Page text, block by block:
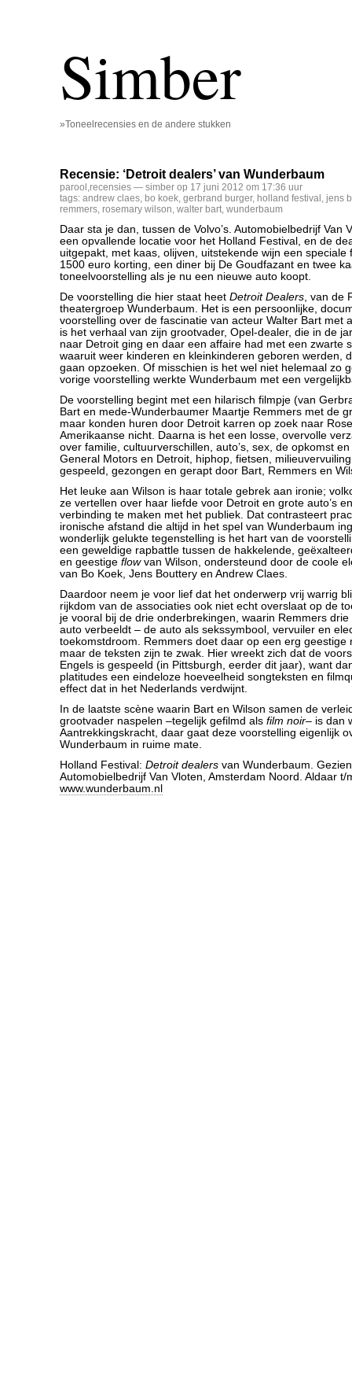
Simber
»Toneelrecensies en de andere stukken
Recensie: ‘Detroit dealers’ van Wunderbaum
parool ,recensies — simber op 17 juni 2012 om 17:36 uur
tags: andrew claes, bo koek, gerbrand burger, holland festival , jens
remmers, rosemary wilson, walter bart, wunderbaum
Daar sta je dan, tussen de Volvo’s. Automobielbedrijf Van
een opvallende locatie voor het Holland Festival, en de
uitgepakt, met kaas, olijven, uitstekende wijn een speciale
1500 euro korting, een diner bij De Goudfazant en twee
toneelvoorstelling als je nu een nieuwe auto koopt.
De voorstelling die hier staat heet Detroit Dealers, van de
theatergroep Wunderbaum. Het is een persoonlijke,
voorstelling over de fascinatie van acteur Walter Bart met
is het verhaal van zijn grootvader, Opel-dealer, die in de
naar Detroit ging en daar een affaire had met een zwarte
waaruit weer kinderen en kleinkinderen geboren werden,
gaan opzoeken. Of misschien is het wel niet helemaal zo
vorige voorstelling werkte Wunderbaum met een
De voorstelling begint met een hilarisch filmpje (van
Bart en mede-Wunderbaumer Maartje Remmers met de
maar konden huren door Detroit karren op zoek naar
Amerikaanse nicht. Daarna is het een losse, overvolle
over familie, cultuurverschillen, auto’s, sex, de opkomst
General Motors en Detroit, hiphop, fietsen,
gespeeld, gezongen en gerapt door Bart, Remmers en
Het leuke aan Wilson is haar totale gebrek aan ironie;
ze vertellen over haar liefde voor Detroit en grote auto’s
verbinding te maken met het publiek. Dat contrasteert
ironische afstand die altijd in het spel van Wunderbaum
wonderlijk gelukte tegenstelling is het hart van de
een geweldige rapbattle tussen de hakkelende,
en geestige flowvan Wilson, ondersteund door de coole
van Bo Koek, Jens Bouttery en Andrew Claes.
Daardoor neem je voor lief dat het onderwerp vrij warrig
rijkdom van de associaties ook niet echt overslaat op de
je vooral bij de drie onderbrekingen, waarin Remmers
auto verbeeldt – de auto als sekssymbool, vervuiler en
toekomstdroom. Remmers doet daar op een erg geestige
maar de teksten zijn te zwak. Hier wreekt zich dat de
Engels is gespeeld (in Pittsburgh, eerder dit jaar), want
platitudes een eindeloze hoeveelheid songteksten en
effect dat in het Nederlands verdwijnt.
In de laatste scène waarin Bart en Wilson samen de
grootvader naspelen –tegelijk gefilmd als film noir– is dan
Aantrekkingskracht, daar gaat deze voorstelling eigenlijk
Wunderbaum in ruime mate.
Holland Festival: Detroit dealers van Wunderbaum.
Automobielbedrijf Van Vloten, Amsterdam Noord. Aldaar
www.wunderbaum.nl